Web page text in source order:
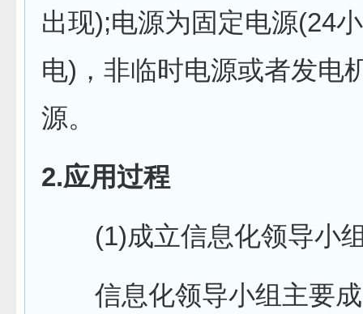
出现);电源为固定电源(24
电)，非临时电源或者发电
源。
2.应用过程
(1)成立信息化领导小
信息化领导小组主要成